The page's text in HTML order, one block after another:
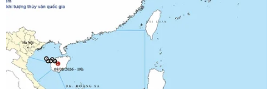
định quản trị nước sông Mekong
27/05/2019 09:17
Ngày 27/5, ở Hà Nội, Ủy ban sông Mekong và Mạng
lưới Sông ngòi của Việt Nam tổ chức Hội thảo tham vấn
“Thúc đẩy sự tham gia của cộng đồng vào quá trình ra